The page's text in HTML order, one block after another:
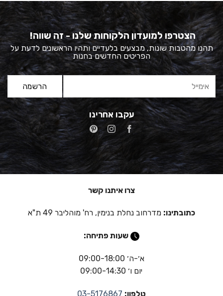
הצטרפו למועדון הלקוחות שלנו - זה שווה!
תהנו מהטבות שונות, מבצעים בלעדיים ותהיו הראשונים לדעת על
הפריטים החדשים בחנות
עקבו אחרינו
צרו איתנו קשר
כתובתינו: מדרחוב נחלת בנימין, רח' מוהליבר 49 ת"א
שעות פתיחה:
א׳-ה׳ 09:00-18:00
יום ו׳ 09:00-14:30
טלפון: 03-5176867